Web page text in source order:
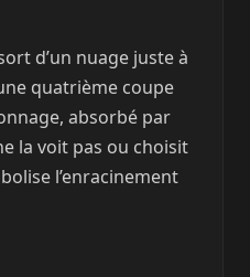
d’un nuage juste à
quatrième coupe
absorbé par
la voit pas ou choisit
l’enracinement